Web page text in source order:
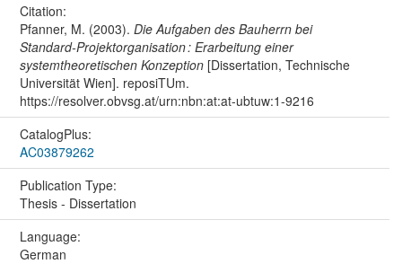
Citation:
Pfanner, M. (2003). Die Aufgaben des Bauherrn bei
Standard-Projektorganisation : Erarbeitung einer
systemtheoretischen Konzeption[Dissertation, Technische
Universität Wien]. reposiTUm.
https://resolver.obvsg.at/urn:nbn:at:at-ubtuw:1-9216
CatalogPlus:
AC03879262
Publication Type:
Thesis - Dissertation
Language:
German